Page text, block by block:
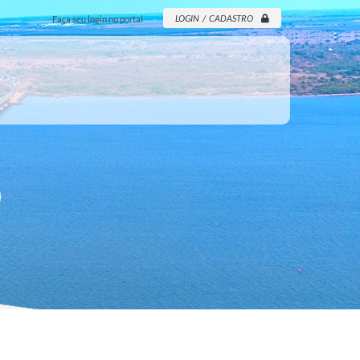
Faça seu login no portal LOGIN / CADASTRO